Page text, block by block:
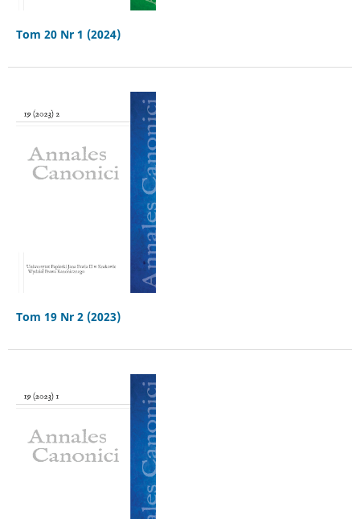
Tom 20 Nr 1 (2024)
Tom 19 Nr 2 (2023)